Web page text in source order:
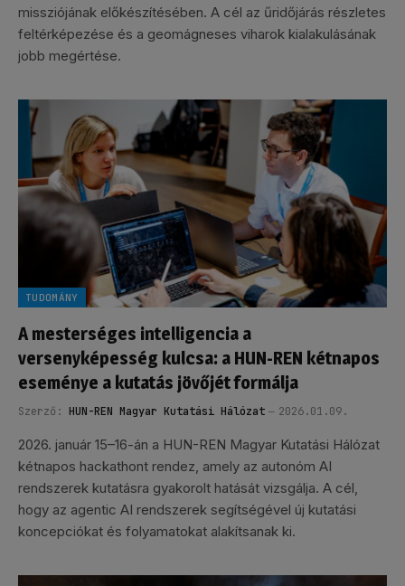
missziójának előkészítésében. A cél az űridőjárás részletes
feltérképezése és a geomágneses viharok kialakulásának
jobb megértése.
TUDOMÁNY
A mesterséges intelligencia a
versenyképesség kulcsa: a HUN-REN kétnapos
eseménye a kutatás jövőjét formálja
Szerző: HUN-REN Magyar Kutatási Hálózat 2026.01.09.
2026. január 15–16-án a HUN-REN Magyar Kutatási Hálózat
kétnapos hackathont rendez, amely az autonóm AI
rendszerek kutatásra gyakorolt hatását vizsgálja. A cél,
hogy az agentic AI rendszerek segítségével új kutatási
koncepciókat és folyamatokat alakítsanak ki.